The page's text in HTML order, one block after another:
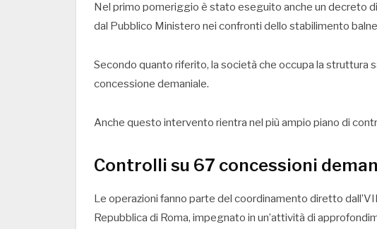
Nel primo pomeriggio è stato eseguito anche un decreto
dal Pubblico Ministero nei confronti dello stabilimento
Secondo quanto riferito, la società che occupa la struttura
concessione demaniale.
Anche questo intervento rientra nel più ampio piano di
Controlli su 67 concessioni
Le operazioni fanno parte del coordinamento diretto
Repubblica di Roma, impegnato in un’attività di